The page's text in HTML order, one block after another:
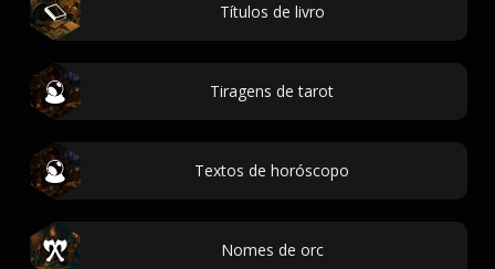
Títulos de livro
Tiragens de tarot
Textos de horóscopo
Nomes de orc